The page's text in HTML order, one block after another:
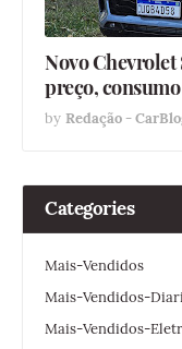
Novo Chevrolet
preço,
by Redação -
Categories
Mais-Vendidos
Mais-Vendidos-
Mais-Vendidos-